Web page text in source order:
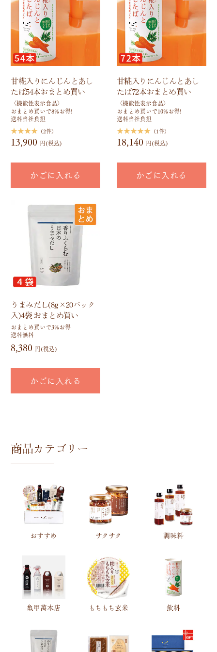
甘糀入りにんじんとあし
たば54本おまとめ買い
〈機能性表示食品〉
おまとめ買いで8%お得!
送料当社負担
★★★★ （2件）
13,900 円(税込)
かごに入れる
甘糀入りにんじんとあし
たば72本おまとめ買い
〈機能性表示食品〉
おまとめ買いで10%お得!
送料当社負担
★★★★★（1件）
18,140 円(税込)
かごに入れる
うまみだし(8g×20パック
入)4袋 おまとめ買い
おまとめ買いで3%お得
送料無料
8,380 円(税込)
かごに入れる
商品カテゴリー
おすすめ サクサク 調味料
亀甲萬本店 もちもち玄米 飲料